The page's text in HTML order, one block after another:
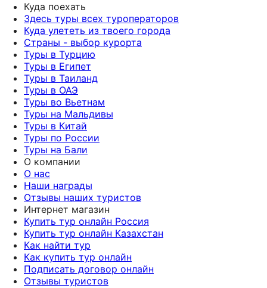
Куда поехать
Здесь туры всех туроператоров
Куда улететь из твоего города
Страны - выбор курорта
Туры в Турцию
Туры в Египет
Туры в Таиланд
Туры в ОАЭ
Туры во Вьетнам
Туры на Мальдивы
Туры в Китай
Туры по России
Туры на Бали
О компании
О нас
Наши награды
Отзывы наших туристов
Интернет магазин
Купить тур онлайн Россия
Купить тур онлайн Казахстан
Как найти тур
Как купить тур онлайн
Подписать договор онлайн
Отзывы туристов